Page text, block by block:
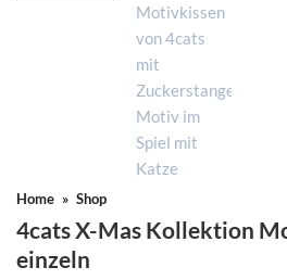
Home » Shop
4cats X-Mas Kollektion
einzeln